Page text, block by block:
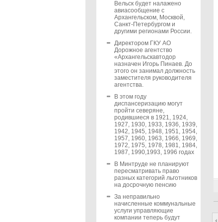
Вельск будет налажено
авиасообщение с
Архангельском, Москвой,
Санкт-Петербургом и
другими регионами России.
Директором ГКУ АО
Дорожное агентство
«Архангельскавтодор
назначен Игорь Пинаев. До
этого он занимал должность
заместителя руководителя
агентства.
В этом году
диспансеризацию могут
пройти северяне,
родившиеся в 1921, 1924,
1927, 1930, 1933, 1936, 1939,
1942, 1945, 1948, 1951, 1954,
1957, 1960, 1963, 1966, 1969,
1972, 1975, 1978, 1981, 1984,
1987, 1990,1993, 1996 годах
В Минтруде не планируют
пересматривать право
разных категорий льготников
на досрочную пенсию
За неправильно
начисленные коммунальные
услуги управляющие
компании теперь будут